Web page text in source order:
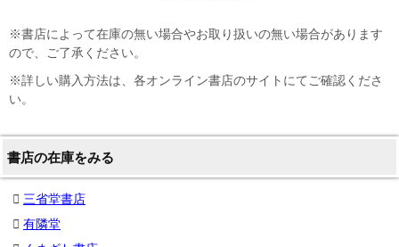
※書店によって在庫の無い場合やお取り扱いの無い場合があります
ので、ご了承ください。
※詳しい購入方法は、各オンライン書店のサイトにてご確認くださ
い。
書店の在庫をみる
三省堂書店
有隣堂